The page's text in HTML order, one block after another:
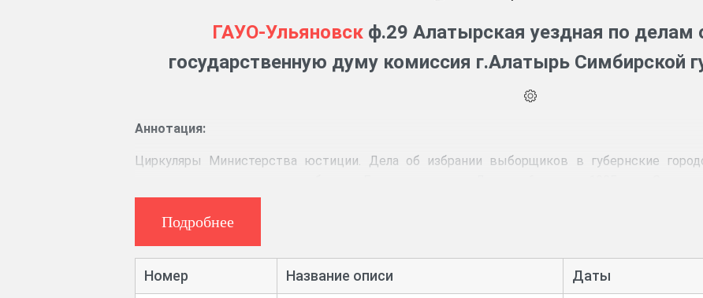
ГАУО-Ульяновск ф.29 Алатырская уездная по
государственную думу комиссия г.Алатырь Симбирской
Аннотация:
Циркуляры Министерства юстиции. Дела об избрании выборщиков в губернские
списки избирателей.
Подробнее
Номер Название описи Даты